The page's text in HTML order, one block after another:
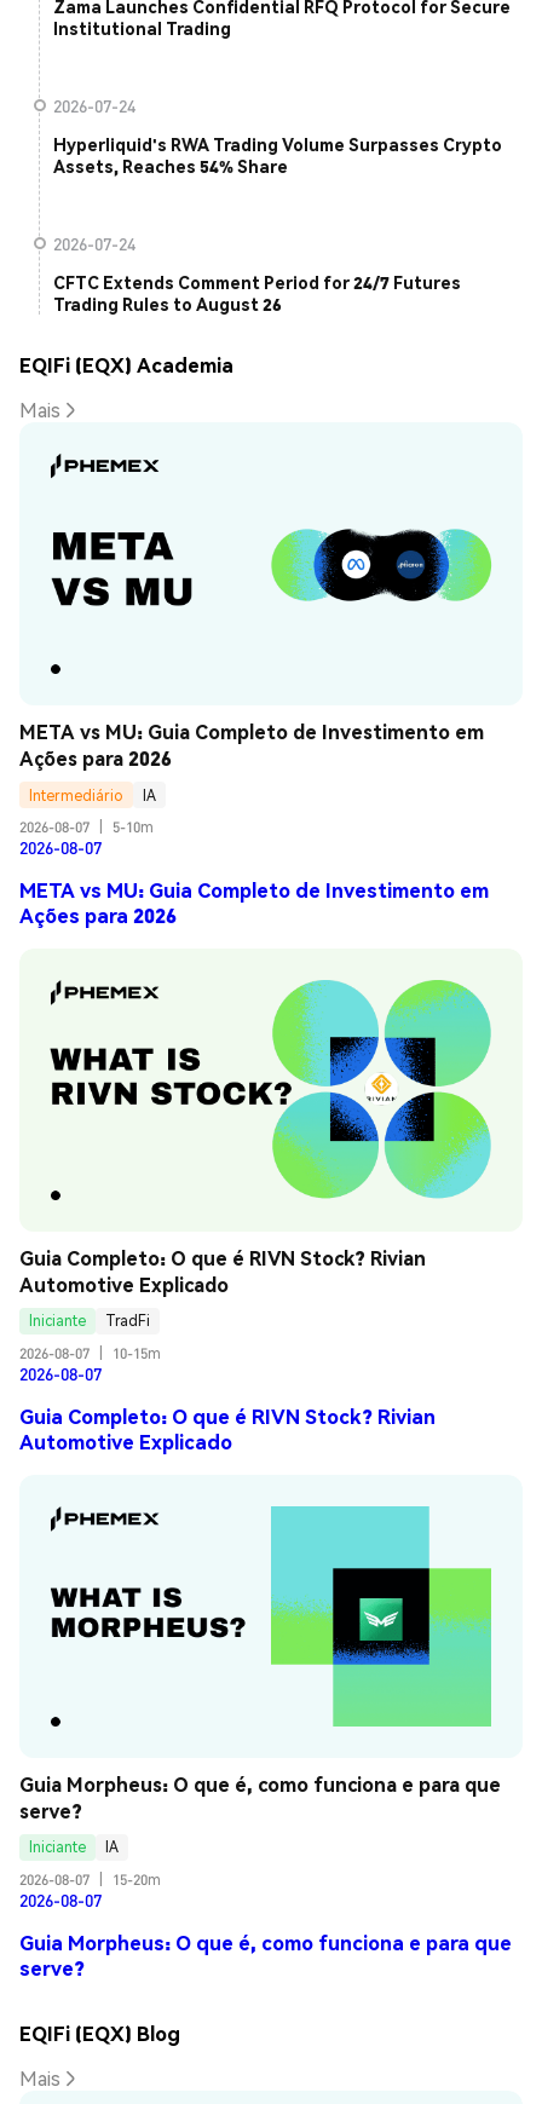
Zama Launches Confidential RFQ Protocol for Secure
Institutional Trading
2026-07-24
Hyperliquid's RWA Trading Volume Surpasses Crypto
Assets, Reaches 54% Share
2026-07-24
CFTC Extends Comment Period for 24/7 Futures
Trading Rules to August 26
EQIFi (EQX) Academia
Mais
META vs MU: Guia Completo de Investimento em
Ações para 2026
Intermediário
IA
2026-08-07
5-10m
2026-08-07
META vs MU: Guia Completo de Investimento em
Ações para 2026
Guia Completo: O que é RIVN Stock? Rivian
Automotive Explicado
Iniciante
TradFi
2026-08-07
10-15m
2026-08-07
Guia Completo: O que é RIVN Stock? Rivian
Automotive Explicado
Guia Morpheus: O que é, como funciona e para que
serve?
Iniciante
IA
2026-08-07
15-20m
2026-08-07
Guia Morpheus: O que é, como funciona e para que
serve?
EQIFi (EQX) Blog
Mais